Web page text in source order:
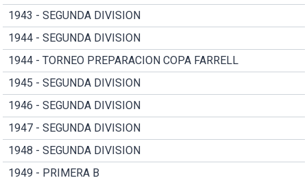
1943 - SEGUNDA DIVISION
1944 - SEGUNDA DIVISION
1944 - TORNEO PREPARACION COPA FARRELL
1945 - SEGUNDA DIVISION
1946 - SEGUNDA DIVISION
1947 - SEGUNDA DIVISION
1948 - SEGUNDA DIVISION
1949 - PRIMERA B